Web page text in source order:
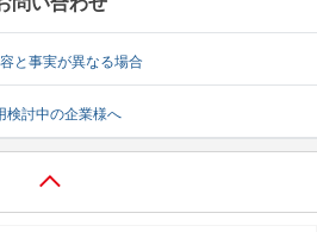
と事実が異なる場合
検討中の企業様へ